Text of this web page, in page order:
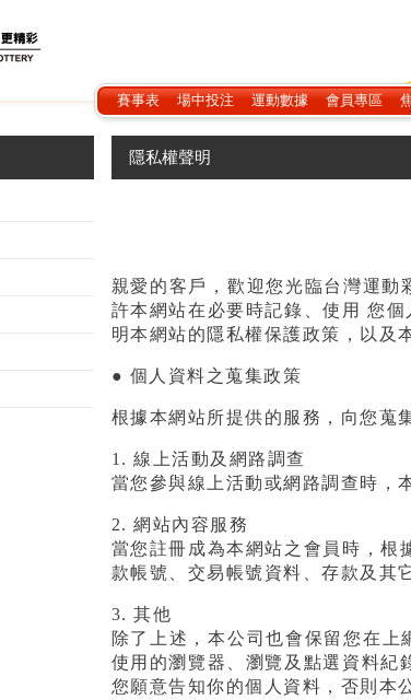
賽事表 場中投注 運動數據 會員專區
隱私權聲明
親愛的客戶，歡迎您光臨台灣運
許本網站在必要時記錄、使用 您
明本網站的隱私權保護政策，以及
● 個人資料之蒐集政策
根據本網站所提供的服務，向您蒐
1. 線上活動及網路調查
當您參與線上活動或網路調查時，
2. 網站內容服務
當您註冊成為本網站之會員時，根
款帳號、交易帳號資料、存款及其
3. 其他
除了上述，本公司也會保留您在上
使用的瀏覽器、瀏覽及點選資料紀
您願意告知你的個人資料，否則本